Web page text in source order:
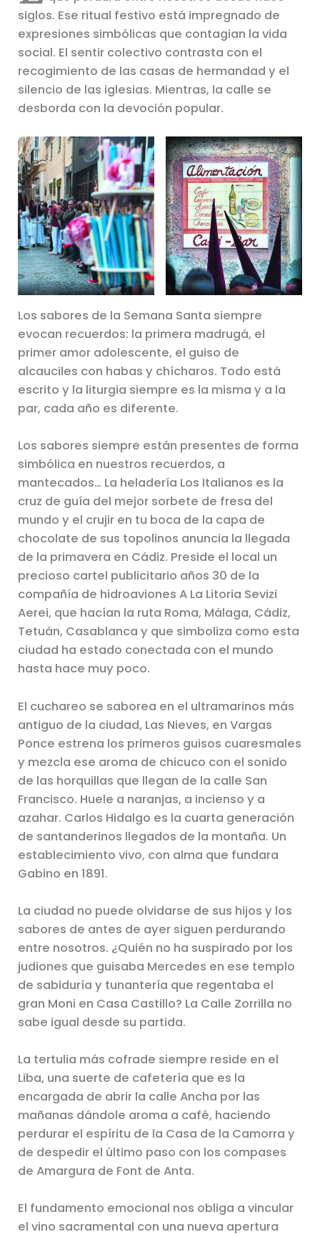
siglos. Ese ritual festivo está impregnado de
expresiones simbólicas que contagian la vida
social. El sentir colectivo contrasta con el
recogimiento de las casas de hermandad y el
silencio de las iglesias. Mientras, la calle se
desborda con la devoción popular.
Los sabores de la Semana Santa siempre
evocan recuerdos: la primera madrugá, el
primer amor adolescente, el guiso de
alcauciles con habas y chícharos. Todo está
escrito y la liturgia siempre es la misma y a la
par, cada año es diferente.
Los sabores siempre están presentes de forma
simbólica en nuestros recuerdos, a
mantecados… La heladería Los Italianos es la
cruz de guía del mejor sorbete de fresa del
mundo y el crujir en tu boca de la capa de
chocolate de sus topolinos anuncia la llegada
de la primavera en Cádiz. Preside el local un
precioso cartel publicitario años 30 de la
compañía de hidroaviones A La Litoria Sevizi
Aerei, que hacían la ruta Roma, Málaga, Cádiz,
Tetuán, Casablanca y que simboliza como esta
ciudad ha estado conectada con el mundo
hasta hace muy poco.
El cuchareo se saborea en el ultramarinos más
antiguo de la ciudad, Las Nieves, en Vargas
Ponce estrena los primeros guisos cuaresmales
y mezcla ese aroma de chicuco con el sonido
de las horquillas que llegan de la calle San
Francisco. Huele a naranjas, a incienso y a
azahar. Carlos Hidalgo es la cuarta generación
de santanderinos llegados de la montaña. Un
establecimiento vivo, con alma que fundara
Gabino en 1891.
La ciudad no puede olvidarse de sus hijos y los
sabores de antes de ayer siguen perdurando
entre nosotros. ¿Quién no ha suspirado por los
judiones que guisaba Mercedes en ese templo
de sabiduría y tunantería que regentaba el
gran Moni en Casa Castillo? La Calle Zorrilla no
sabe igual desde su partida.
La tertulia más cofrade siempre reside en el
Liba, una suerte de cafetería que es la
encargada de abrir la calle Ancha por las
mañanas dándole aroma a café, haciendo
perdurar el espíritu de la Casa de la Camorra y
de despedir el último paso con los compases
de Amargura de Font de Anta.
El fundamento emocional nos obliga a vincular
el vino sacramental con una nueva apertura